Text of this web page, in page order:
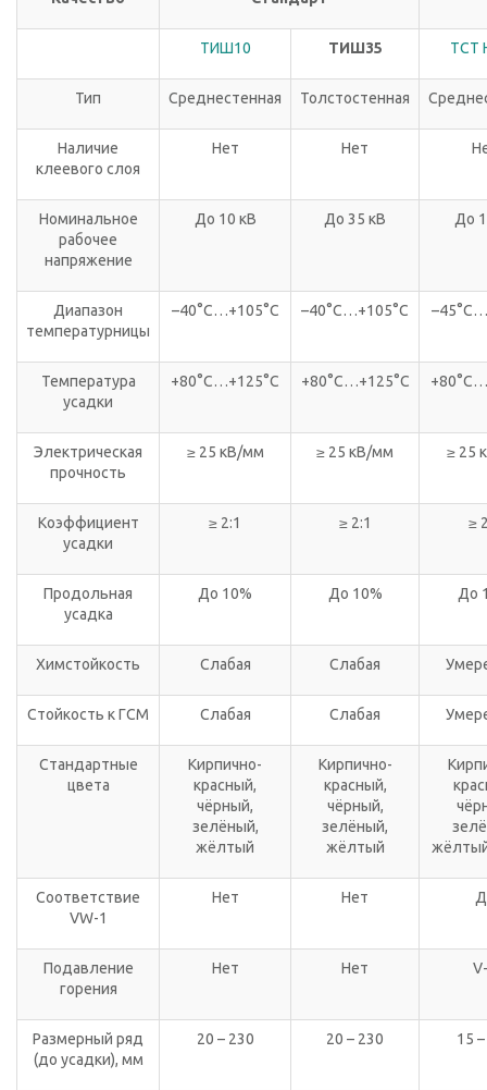
ТИШ10 ТИШ35 TCT
Тип Среднестенная Толстостенная
Наличие
клеевого слоя
Нет Нет
Номинальное
рабочее
напряжение
До 10 кВ До 35 кВ До
Диапазон
температурницы
–40°С…+105°С –40°С…+105°С
Температура
усадки
+80°С…+125°С +80°С…+125°С
Электрическая
прочность
≥ 25 кВ/мм ≥ 25 кВ/мм ≥ 25
Коэффициент
усадки
≥ 2:1 ≥ 2:1 ≥
Продольная
усадка
До 10% До 10% До
Химстойкость Слабая Слабая
Стойкость к ГСМ Слабая Слабая
Стандартные
цвета
Кирпично-
красный,
чёрный,
зелёный,
жёлтый
Кирпично-
красный,
чёрный,
зелёный,
жёлтый
Соответствие
VW-1
Нет Нет
Подавление
горения
Нет Нет
Размерный ряд
(до усадки), мм
20 – 230 20 – 230 15